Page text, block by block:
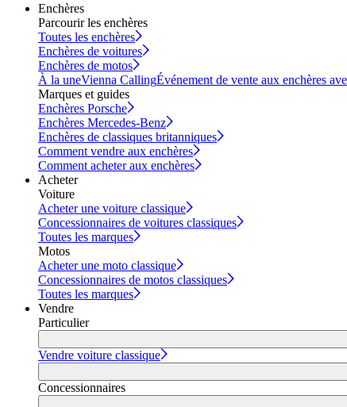
Enchères
Parcourir les enchères
Toutes les enchères
Enchères de voitures
Enchères de motos
À la uneVienna CallingÉvénement de vente aux enchères
Marques et guides
Enchères Porsche
Enchères Mercedes-Benz
Enchères de classiques britanniques
Comment vendre aux enchères
Comment acheter aux enchères
Acheter
Voiture
Acheter une voiture classique
Concessionnaires de voitures classiques
Toutes les marques
Motos
Acheter une moto classique
Concessionnaires de motos classiques
Toutes les marques
Vendre
Particulier
Vendre voiture classique
Concessionnaires